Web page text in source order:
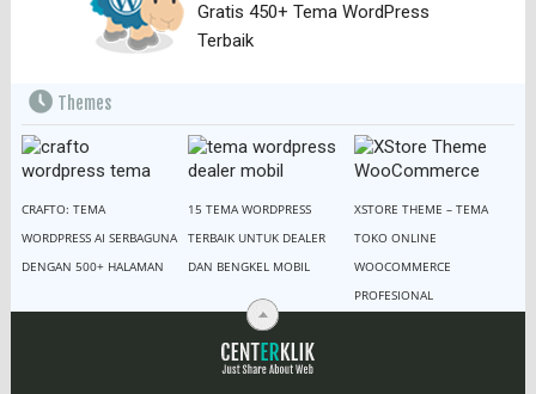
Gratis 450+ Tema WordPress
Terbaik
Themes
CRAFTO: TEMA
WORDPRESS AI SERBAGUNA
DENGAN 500+ HALAMAN
15 TEMA WORDPRESS
TERBAIK UNTUK DEALER
DAN BENGKEL MOBIL
XSTORE THEME – TEMA
TOKO ONLINE
WOOCOMMERCE
PROFESIONAL